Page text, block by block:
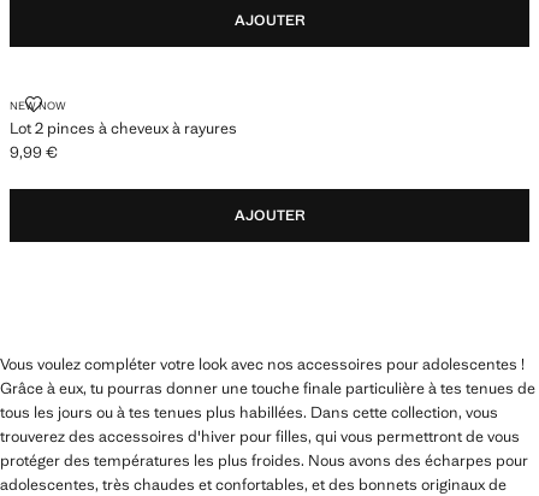
AJOUTER
NEW NOW
Lot 2 pinces à cheveux à rayures
LOT 2 PINCES À CHEVEUX À RAYURES
Prix actuel [9,99 € ]
9,99 €
AJOUTER
Vous voulez compléter votre look avec nos accessoires pour adolescentes !
Grâce à eux, tu pourras donner une touche finale particulière à tes tenues de
tous les jours ou à tes tenues plus habillées. Dans cette collection, vous
trouverez des accessoires d'hiver pour filles, qui vous permettront de vous
protéger des températures les plus froides. Nous avons des écharpes pour
adolescentes, très chaudes et confortables, et des bonnets originaux de